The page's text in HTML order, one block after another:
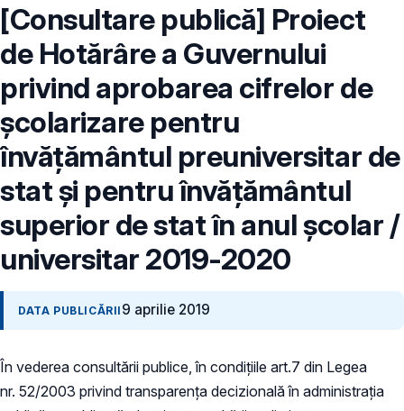
[Consultare publică] Proiect
de Hotărâre a Guvernului
privind aprobarea cifrelor de
școlarizare pentru
învățământul preuniversitar de
stat şi pentru învățământul
superior de stat în anul școlar /
universitar 2019-2020
DATA PUBLICĂRII 9 aprilie 2019
În vederea consultării publice, în condiţiile art.7 din Legea
nr. 52/2003 privind transparenţa decizională în administraţia